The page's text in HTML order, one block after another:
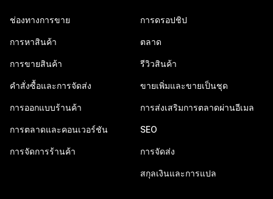
ช่องทางการขาย
การหาสินค้า
การขายสินค้า
คำสั่งซื้อและการจัดส่ง
การออกแบบร้านค้า
การตลาดและคอนเวอร์ชัน
การจัดการร้านค้า
การดรอปชิป
ตลาด
รีวิวสินค้า
ขายเพิ่มและขายเป็นชุด
การส่งเสริมการตลาดผ่านอีเมล
SEO
การจัดส่ง
สกุลเงินและการแปล